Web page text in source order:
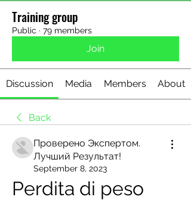
Training group
Public · 79 members
Join
Discussion Media Members About
Back
Проверено Экспертом.
Лучший Результат!
September 8, 2023
Perdita di peso